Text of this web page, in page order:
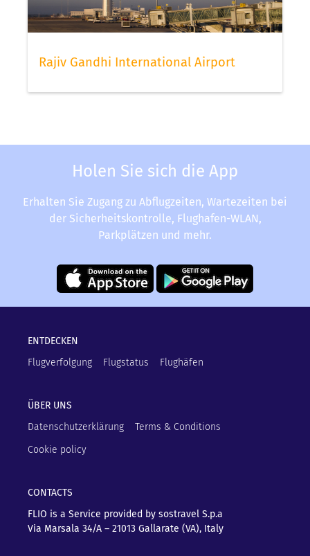
Rajiv Gandhi International Airport
Holen Sie sich die App
Erhalten Sie Zugang zu Abflugzeiten, Wartezeiten bei
der Sicherheitskontrolle, Flughafen-WLAN,
Parkplätzen und mehr.
ENTDECKEN
Flugverfolgung
Flugstatus Flughäfen
ÜBER UNS
Datenschutzerklärung
Terms & Conditions
Cookie policy
CONTACTS
FLIO is a Service provided by sostravel S.p.a
Via Marsala 34/A – 21013 Gallarate (VA), Italy